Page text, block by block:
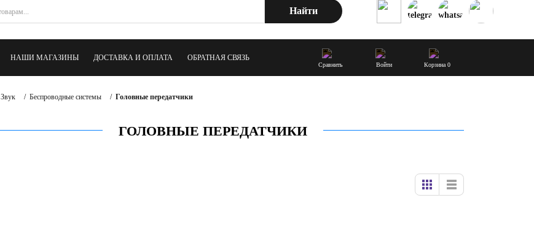
Найти
НАШИ МАГАЗИНЫ ДОСТАВКА И ОПЛАТА ОБРАТНАЯ СВЯЗЬ
Сравнить Войти Корзина 0
Звук / Беспроводные системы / Головные передатчики
ГОЛОВНЫЕ ПЕРЕДАТЧИКИ